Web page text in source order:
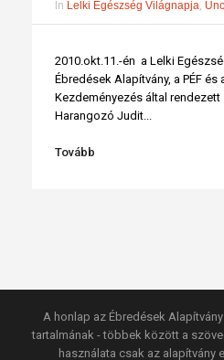
In Lelki Egészség Világnapja,
2010.okt.11.-én a Lelki
Ébredések Alapítvány, a PÉF és
Kezdeményezés által
Harangozó Judit...
Tovább
A honlap az Ébredések
tartalmának - többek között a
használata csak az alapítvány